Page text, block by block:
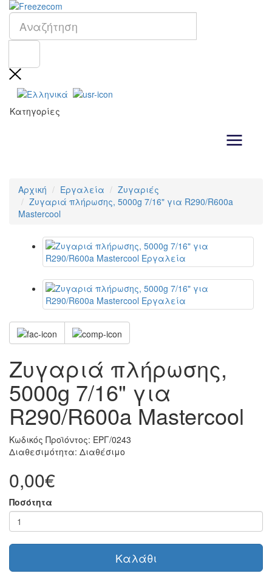
Κατηγορίες
Αρχική Εργαλεία
Ζυγαριές
Ζυγαριά πλήρωσης, 5000g 7/16" για R290/R600a
Μastercool
Ζυγαριά πλήρωσης,
5000g 7/16" για
R290/R600a Μastercool
Κωδικός Προϊόντος: ΕΡΓ/0243
Διαθεσιμότητα: Διαθέσιμο
0,00€
Ποσότητα
Καλάθι